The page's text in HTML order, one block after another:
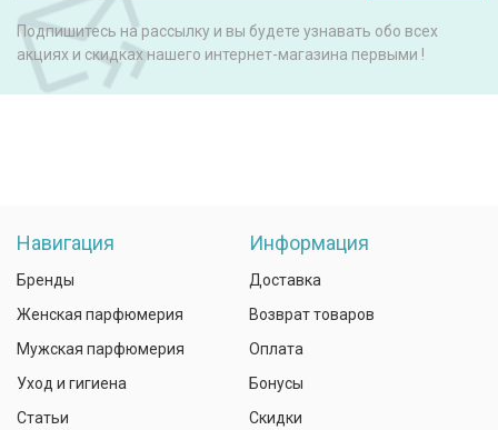
Подпишитесь на рассылку и вы будете узнавать обо всех
акциях и скидках нашего интернет-магазина первыми !
Навигация
Бренды
Женская парфюмерия
Мужская парфюмерия
Уход и гигиена
Статьи
Информация
Доставка
Возврат товаров
Оплата
Бонусы
Скидки